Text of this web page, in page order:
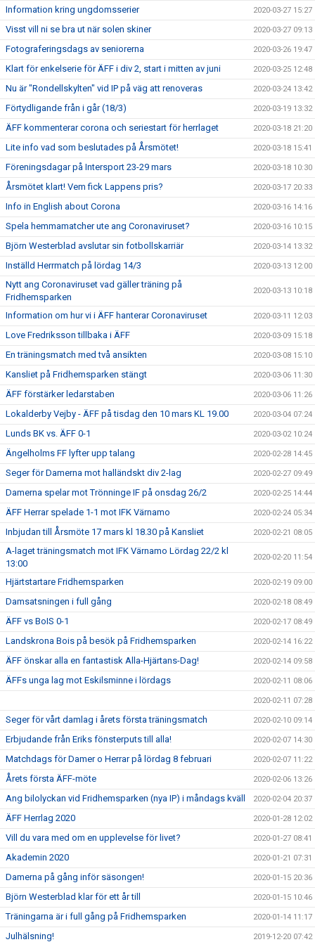
Information kring ungdomsserier 2020-03-27 15:27
Visst vill ni se bra ut när solen skiner 2020-03-27 09:13
Fotograferingsdags av seniorerna 2020-03-26 19:47
Klart för enkelserie för ÄFF i div 2, start i mitten av juni 2020-03-25 12:48
Nu är "Rondellskylten" vid IP på väg att renoveras 2020-03-24 13:42
Förtydligande från i går (18/3) 2020-03-19 13:32
ÄFF kommenterar corona och seriestart för herrlaget 2020-03-18 21:20
Lite info vad som beslutades på Årsmötet! 2020-03-18 15:41
Föreningsdagar på Intersport 23-29 mars 2020-03-18 10:30
Årsmötet klart! Vem fick Lappens pris? 2020-03-17 20:33
Info in English about Corona 2020-03-16 14:16
Spela hemmamatcher ute ang Coronaviruset? 2020-03-16 10:15
Björn Westerblad avslutar sin fotbollskarriär 2020-03-14 13:32
Inställd Herrmatch på lördag 14/3 2020-03-13 12:00
Nytt ang Coronaviruset vad gäller träning på
Fridhemsparken
2020-03-13 10:18
Information om hur vi i ÄFF hanterar Coronaviruset 2020-03-11 12:03
Love Fredriksson tillbaka i ÄFF 2020-03-09 15:18
En träningsmatch med två ansikten 2020-03-08 15:10
Kansliet på Fridhemsparken stängt 2020-03-06 11:30
ÄFF förstärker ledarstaben 2020-03-06 11:26
Lokalderby Vejby - ÄFF på tisdag den 10 mars KL 19.00 2020-03-04 07:24
Lunds BK vs. ÄFF 0-1 2020-03-02 10:24
Ängelholms FF lyfter upp talang 2020-02-28 14:45
Seger för Damerna mot halländskt div 2-lag 2020-02-27 09:49
Damerna spelar mot Trönninge IF på onsdag 26/2 2020-02-25 14:44
ÄFF Herrar spelade 1-1 mot IFK Värnamo 2020-02-24 05:34
Inbjudan till Årsmöte 17 mars kl 18.30 på Kansliet 2020-02-21 08:05
A-laget träningsmatch mot IFK Värnamo Lördag 22/2 kl
13:00
2020-02-20 11:54
Hjärtstartare Fridhemsparken 2020-02-19 09:00
Damsatsningen i full gång 2020-02-18 08:49
ÄFF vs BoIS 0-1 2020-02-17 08:49
Landskrona Bois på besök på Fridhemsparken 2020-02-14 16:22
ÄFF önskar alla en fantastisk Alla-Hjärtans-Dag! 2020-02-14 09:58
ÄFFs unga lag mot Eskilsminne i lördags 2020-02-11 08:06
2020-02-11 07:28
Seger för vårt damlag i årets första träningsmatch 2020-02-10 09:14
Erbjudande från Eriks fönsterputs till alla! 2020-02-07 14:30
Matchdags för Damer o Herrar på lördag 8 februari 2020-02-07 11:22
Årets första ÄFF-möte 2020-02-06 13:26
Ang bilolyckan vid Fridhemsparken (nya IP) i måndags kväll 2020-02-04 20:37
ÄFF Herrlag 2020 2020-01-28 12:02
Vill du vara med om en upplevelse för livet? 2020-01-27 08:41
Akademin 2020 2020-01-21 07:31
Damerna på gång inför säsongen! 2020-01-15 20:36
Björn Westerblad klar för ett år till 2020-01-15 10:46
Träningarna är i full gång på Fridhemsparken 2020-01-14 11:17
Julhälsning! 2019-12-20 07:42